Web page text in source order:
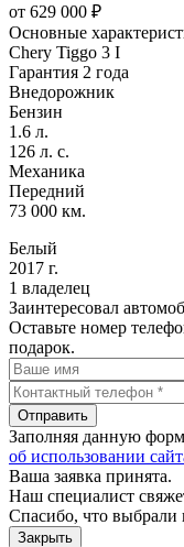
от 629 000 ₽
Основные
Chery Tiggo 3 I
Гарантия 2 года
Внедорожник
Бензин
1.6 л.
126 л. с.
Механика
Передний
73 000 км.
Белый
2017 г.
1 владелец
Заинтересовал
Оставьте номер
подарок.
Отправить
Заполняя данную
об использовании
Ваша заявка принята.
Наш специалист
Спасибо, что выбрали
Закрыть